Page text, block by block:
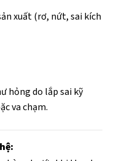
xuất (rơ, nứt, sai kích
hỏng do lắp sai kỹ
va chạm.